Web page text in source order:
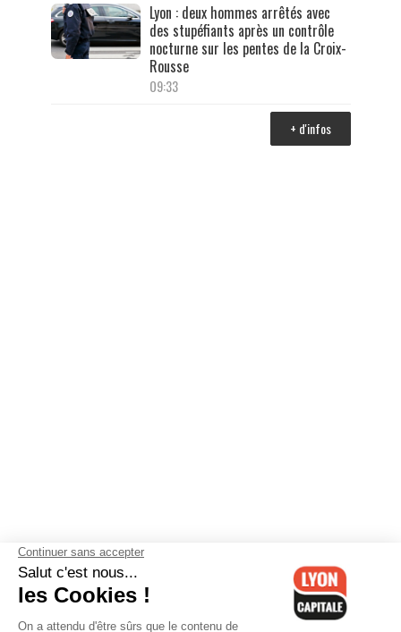
Lyon : deux hommes arrêtés avec
des stupéfiants après un contrôle
nocturne sur les pentes de la Croix-
Rousse
09:33
+ d'infos